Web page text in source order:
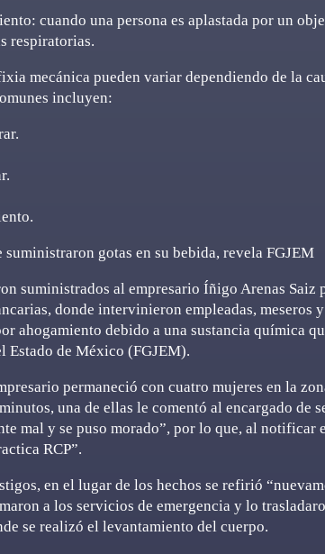
cuando una persona es aplastada por un
respiratorias.
mecánica pueden variar dependiendo de la
incluyen:
gotas en su bebida, revela FGJEM
suministrados al empresario Íñigo Arenas Saiz
donde intervinieron empleadas, meseros
ahogamiento debido a una sustancia química
Estado de México (FGJEM).
permaneció con cuatro mujeres en la
una de ellas le comentó al encargado de
mal y se puso morado”, por lo que, al notificar
RCP”.
en el lugar de los hechos se refirió
a los servicios de emergencia y lo
se realizó el levantamiento del cuerpo.